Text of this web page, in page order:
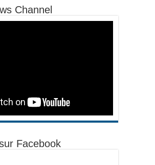
Channel
Facebook